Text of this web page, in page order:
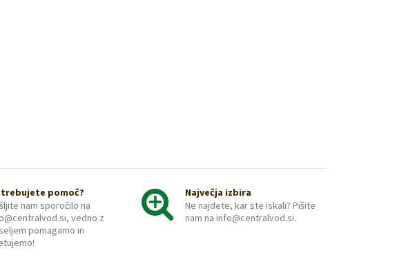
pomoč?
nam sporočilo na
vedno z
pomagamo in
Največja izbira
Ne najdete, kar ste iskali? Pišite
nam na info@centralvod.si.